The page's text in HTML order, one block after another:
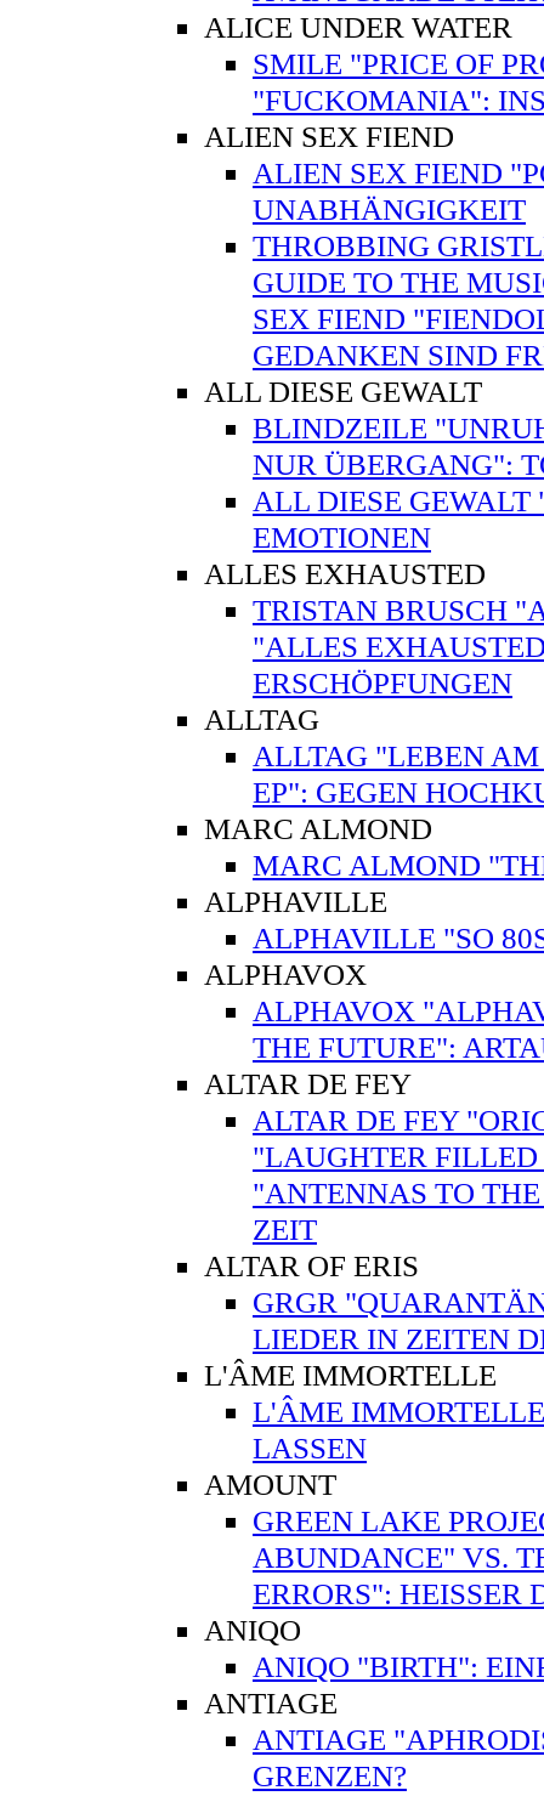
ALICE UNDER WATER
SMILE "PRICE OF
"FUCKOMANIA":
ALIEN SEX FIEND
ALIEN SEX FIEND
UNABHÄNGIGKEIT
THROBBING
GUIDE TO THE
SEX FIEND
GEDANKEN SIND
ALL DIESE GEWALT
BLINDZEILE
NUR ÜBERGANG":
ALL DIESE
EMOTIONEN
ALLES EXHAUSTED
TRISTAN BRUSCH
"ALLES
ERSCHÖPFUNGEN
ALLTAG
ALLTAG "LEBEN AM
EP": GEGEN
MARC ALMOND
MARC ALMOND
ALPHAVILLE
ALPHAVILLE "SO
ALPHAVOX
ALPHAVOX
THE FUTURE":
ALTAR DE FEY
ALTAR DE FEY
"LAUGHTER
"ANTENNAS TO
ZEIT
ALTAR OF ERIS
GRGR
LIEDER IN ZEITEN
L'ÂME IMMORTELLE
L'ÂME
LASSEN
AMOUNT
GREEN LAKE
ABUNDANCE" VS.
ERRORS": HEISSER
ANIQO
ANIQO "BIRTH":
ANTIAGE
ANTIAGE
GRENZEN?